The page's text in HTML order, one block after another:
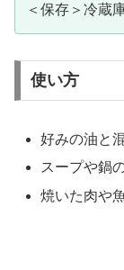
＜保存＞冷蔵
使い方
好みの油と
スープや鍋
焼いた肉や